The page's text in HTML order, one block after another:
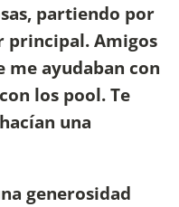
partiendo por
principal. Amigos
me ayudaban con
los pool. Te
una
generosidad